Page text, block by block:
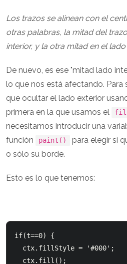
Los trazos se alinean con el
otras palabras, la mitad del
interior, y la otra mitad en el lado
De nuevo, es ese "mitad lado
lo que nos está afectando. Para
que ocultar el lado exterior
primera en la que usamos el
necesitamos introducir una
función
paint()
para elegir si
o sólo su borde.
Esto es lo que tenemos:
if(t==0) {